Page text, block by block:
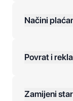
Načini
Plaćanje na
Povrat i
Zamijeni